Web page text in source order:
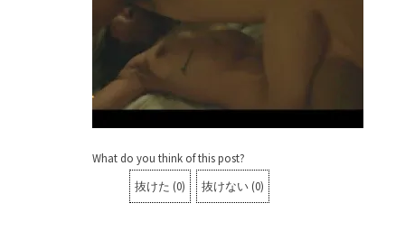
What do you think of this post?
抜けた (0) 抜けない (0)